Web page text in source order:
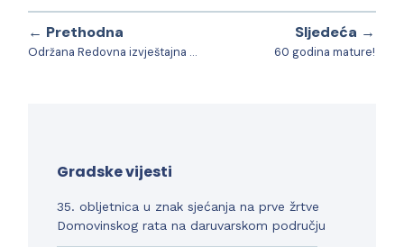
← Prethodna
Održana Redovna izvještajna Skupština Sportske zajednice Grada Daruvara
Sljedeća →
60 godina mature!
Gradske vijesti
35. obljetnica u znak sjećanja na prve žrtve
Domovinskog rata na daruvarskom području